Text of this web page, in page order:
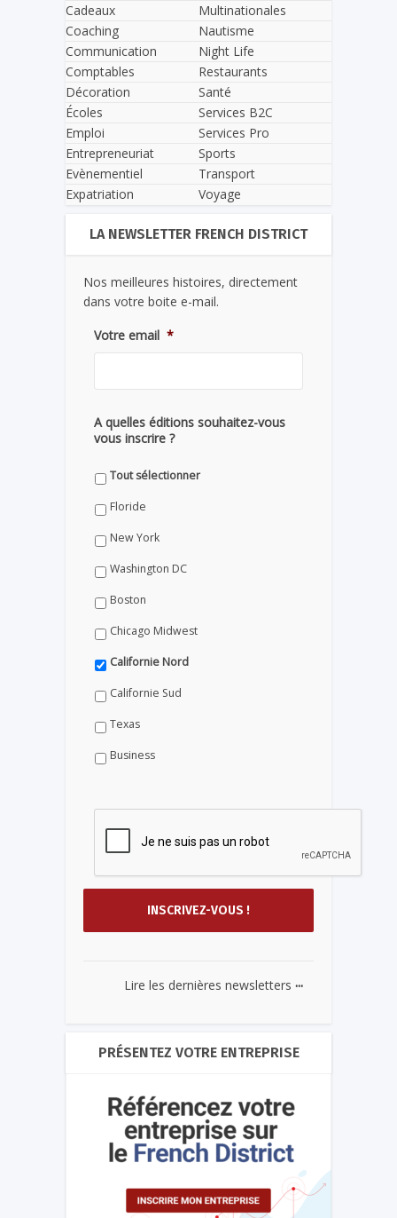
Cadeaux
Coaching
Communication
Comptables
Décoration
Écoles
Emploi
Entrepreneuriat
Evènementiel
Expatriation
Multinationales
Nautisme
Night Life
Restaurants
Santé
Services B2C
Services Pro
Sports
Transport
Voyage
LA NEWSLETTER FRENCH DISTRICT
Nos meilleures histoires, directement
dans votre boite e-mail.
Votre email *
A quelles éditions souhaitez-vous
vous inscrire ?
Tout sélectionner
Floride
New York
Washington DC
Boston
Chicago Midwest
Californie Nord
Californie Sud
Texas
Business
Lire les dernières newsletters ...
PRÉSENTEZ VOTRE ENTREPRISE